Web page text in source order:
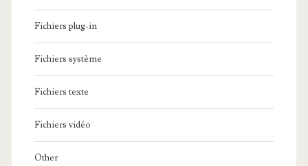
Fichiers plug-in
Fichiers système
Fichiers texte
Fichiers vidéo
Other